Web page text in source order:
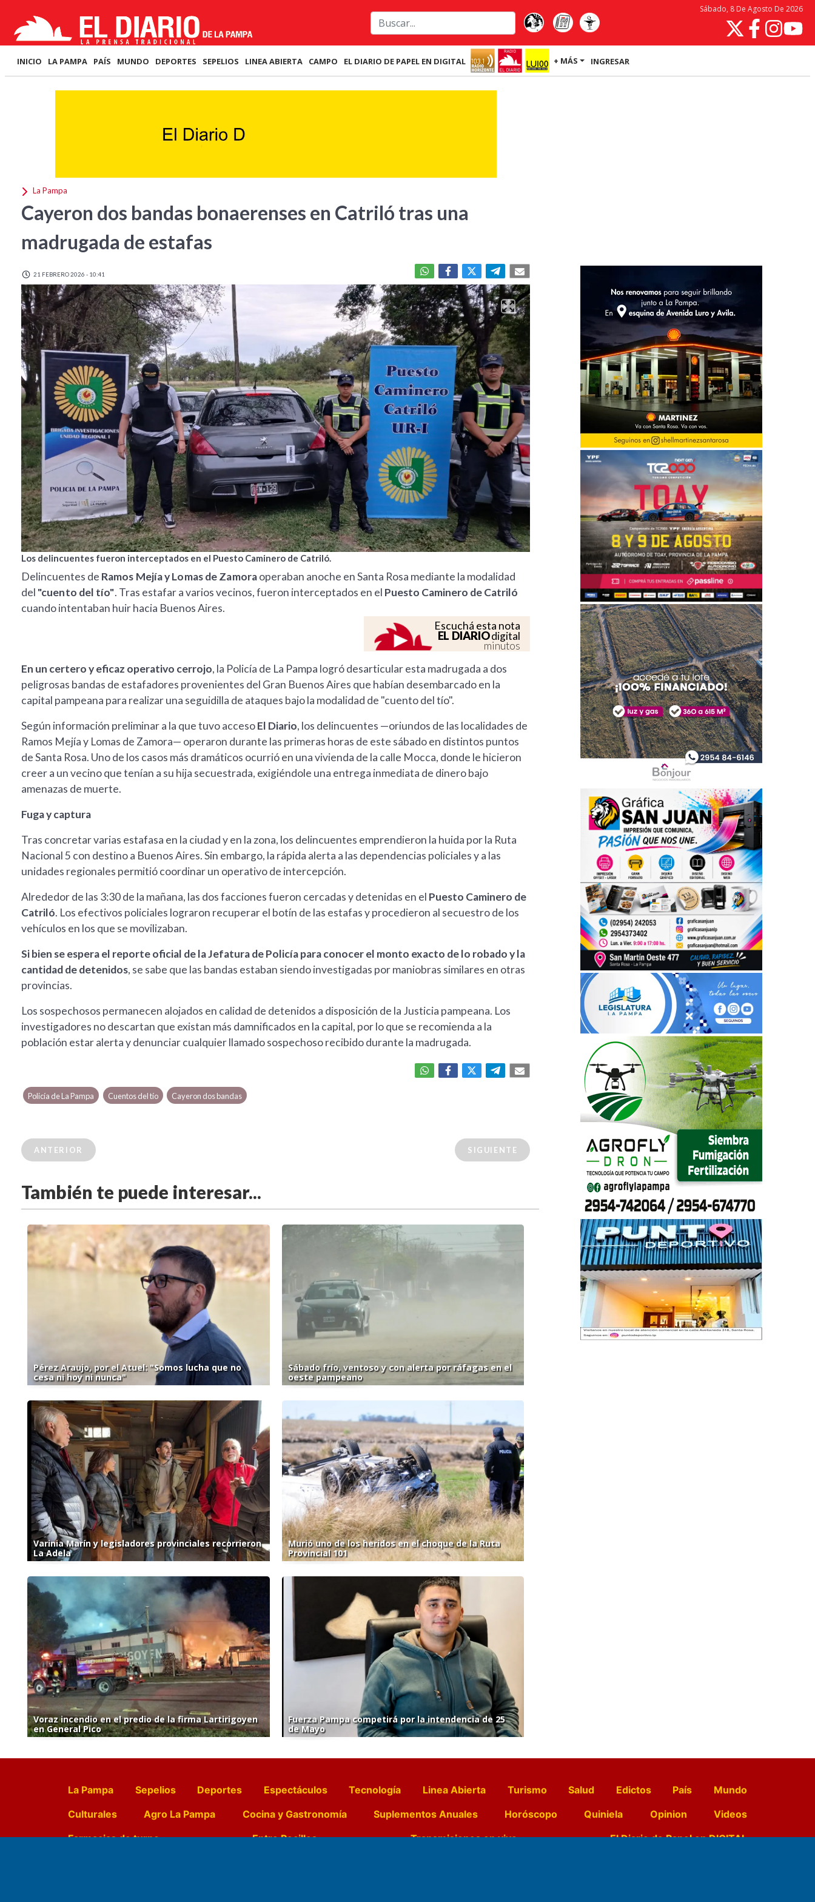
Sábado, 8 De Agosto De 2026
INICIO LA PAMPA PAÍS MUNDO DEPORTES SEPELIOS LINEA ABIERTA CAMPO EL DIARIO DE PAPEL EN DIGITAL + MÁS INGRESAR
La Pampa
Cayeron dos bandas bonaerenses en Catriló tras una
madrugada de estafas
21 FEBRERO 2026 - 10:41
Los delincuentes fueron interceptados en el Puesto Caminero de Catriló.
Delincuentes de Ramos Mejía y Lomas de Zamoraoperaban anoche en Santa Rosa mediante la modalidad
del "cuento del tío". Tras estafar a varios vecinos, fueron interceptados en el Puesto Caminero de Catriló
cuando intentaban huir hacia Buenos Aires.
Escuchá esta nota
EL DIARIOdigital
minutos
En un certero y eficaz operativo cerrojo, la Policía de La Pampa logró desarticular esta madrugada a dos
peligrosas bandas de estafadores provenientes del Gran Buenos Aires que habían desembarcado en la
capital pampeana para realizar una seguidilla de ataques bajo la modalidad de "cuento del tío".
Según información preliminar a la que tuvo accesoEl Diario, los delincuentes —oriundos de las localidades de
Ramos Mejía y Lomas de Zamora— operaron durante las primeras horas de este sábado en distintos puntos
de Santa Rosa. Uno de los casos más dramáticos ocurrió en una vivienda de la calle Mocca, donde le hicieron
creer a un vecino que tenían a su hija secuestrada, exigiéndole una entrega inmediata de dinero bajo
amenazas de muerte.
Fuga y captura
Tras concretar varias estafasa en la ciudad y en la zona, los delincuentes emprendieron la huida por la Ruta
Nacional 5 con destino a Buenos Aires. Sin embargo, la rápida alerta a las dependencias policiales y a las
unidades regionales permitió coordinar un operativo de intercepción.
Alrededor de las 3:30 de la mañana, las dos facciones fueron cercadas y detenidas en el Puesto Caminero de
Catriló. Los efectivos policiales lograron recuperar el botín de las estafas y procedieron al secuestro de los
vehículos en los que se movilizaban.
Si bien se espera el reporte oficial de la Jefatura de Policía para conocer el monto exacto de lo robado y la
cantidad de detenidos, se sabe que las bandas estaban siendo investigadas por maniobras similares en otras
provincias.
Los sospechosos permanecen alojados en calidad de detenidos a disposición de la Justicia pampeana. Los
investigadores no descartan que existan más damnificados en la capital, por lo que se recomienda a la
población estar alerta y denunciar cualquier llamado sospechoso recibido durante la madrugada.
Policía de La Pampa Cuentos del tío Cayeron dos bandas
ANTERIOR SIGUIENTE
También te puede interesar...
Pérez Araujo, por el Atuel: "Somos lucha que no
cesa ni hoy ni nunca"
Sábado frío, ventoso y con alerta por ráfagas en el
oeste pampeano
Varinia Marín y legisladores provinciales recorrieron
La Adela
Murió uno de los heridos en el choque de la Ruta
Provincial 101
Voraz incendio en el predio de la firma Lartirigoyen
en General Pico
Fuerza Pampa competirá por la intendencia de 25
de Mayo
La Pampa Sepelios Deportes Espectáculos Tecnología Linea Abierta Turismo Salud Edictos País
Mundo
Culturales
Agro La Pampa Cocina y Gastronomía Suplementos Anuales Horóscopo Quiniela Opinion
Videos
Farmacias de turno
Entre Pocillos Transmisiones en vivo El Diario de Papel en DIGITAL